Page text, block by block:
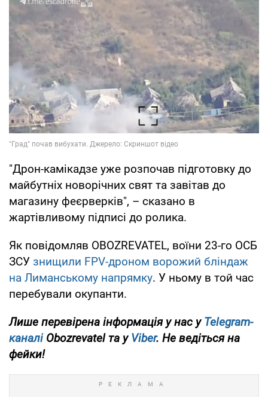
"Дрон-камікадзе уже розпочав підготовку до
майбутніх новорічних свят та завітав до
магазину феєрверків", – сказано в
жартівливому підписі до ролика.
Як повідомляв OBOZREVATEL, воїни 23-го ОСБ
ЗСУ знищили FPV-дроном ворожий бліндаж
на Лиманському напрямку. У ньому в той час
перебували окупанти.
Лише перевірена інформація у нас уTelegram-
каналіObozrevatel та уViber. Не ведіться на
фейки!